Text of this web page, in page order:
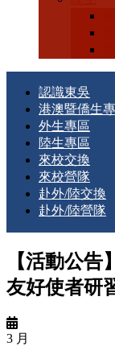
認識東吳
港澳暨僑生
外生專區
陸生專區
來校交換
來校營隊
赴外/陸交換
赴外/陸營隊
【活動公
友好使者研
3 月